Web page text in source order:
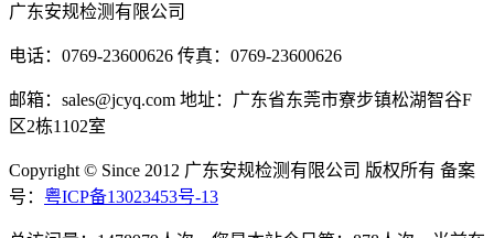
广东安规检测有限公司
电话：0769-23600626 传真：0769-23600626
邮箱：sales@jcyq.com 地址：广东省东莞市寮步镇松湖智谷F
区2栋1102室
Copyright © Since 2012 广东安规检测有限公司 版权所有 备案
号： 粤ICP备13023453号-13